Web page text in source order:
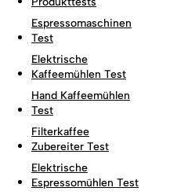
Espressomaschinen
Test
Elektrische
Kaffeemühlen Test
Hand Kaffeemühlen
Test
Filterkaffee
Zubereiter Test
Elektrische
Espressomühlen Test